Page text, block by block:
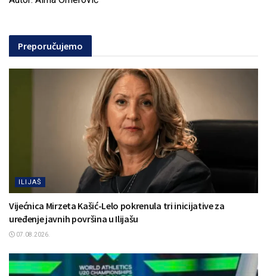
Preporučujemo
ILIJAŠ
Vijećnica Mirzeta Kašić-Lelo pokrenula tri inicijative za
uređenje javnih površina u Ilijašu
07.08.2026.